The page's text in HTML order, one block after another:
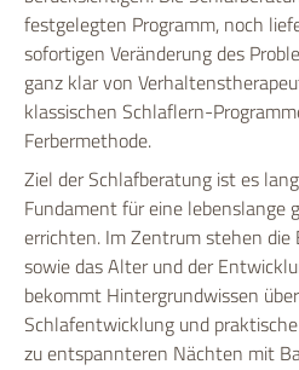
festgelegten Programm, noch
sofortigen Veränderung des
ganz klar von
klassischen Schlaflern-
Ferbermethode.
Ziel der Schlafberatung ist es
Fundament für eine lebenslange
errichten. Im Zentrum stehen
sowie das Alter und der
bekommt Hintergrundwissen
Schlafentwicklung und
zu entspannteren Nächten mit